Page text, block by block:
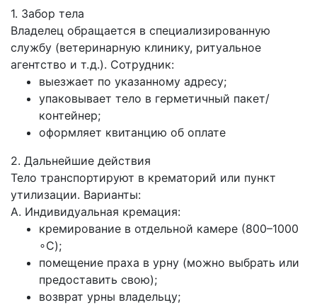
1. Забор тела
Владелец обращается в специализированную
службу (ветеринарную клинику, ритуальное
агентство и т. д.). Сотрудник:
выезжает по указанному адресу;
упаковывает тело в герметичный пакет/
контейнер;
оформляет квитанцию об оплате
2. Дальнейшие действия
Тело транспортируют в крематорий или пункт
утилизации. Варианты:
А. Индивидуальная кремация:
кремирование в отдельной камере (800–1000
∘C);
помещение праха в урну (можно выбрать или
предоставить свою);
возврат урны владельцу;